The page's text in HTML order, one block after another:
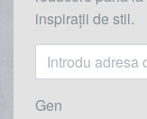
inspirații de stil.
Gen